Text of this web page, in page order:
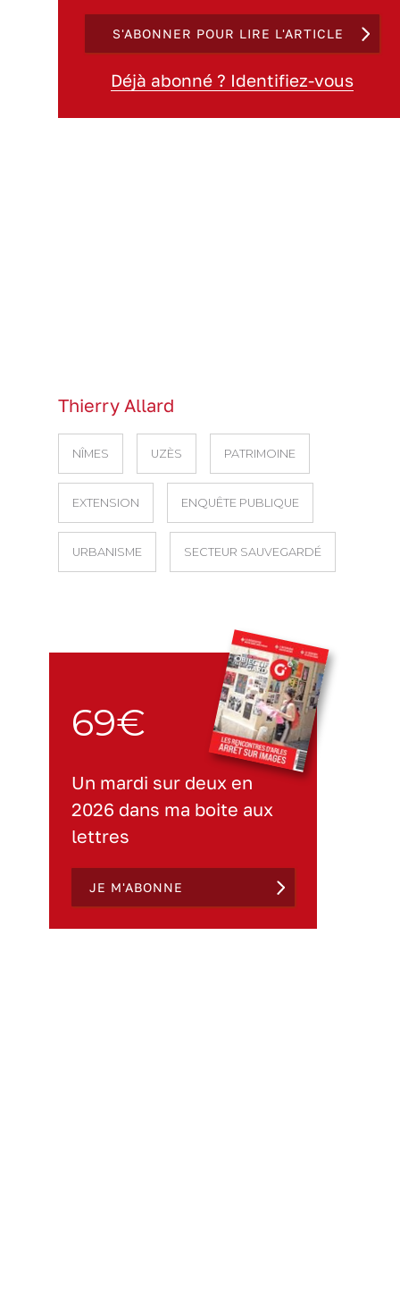
S'ABONNER POUR LIRE L'ARTICLE
Déjà abonné ? Identifiez-vous
Thierry Allard
NÎMES UZÈS PATRIMOINE
EXTENSION ENQUÊTE PUBLIQUE
URBANISME SECTEUR SAUVEGARDÉ
69€
Un mardi sur deux en
2026 dans ma boite aux
lettres
JE M'ABONNE